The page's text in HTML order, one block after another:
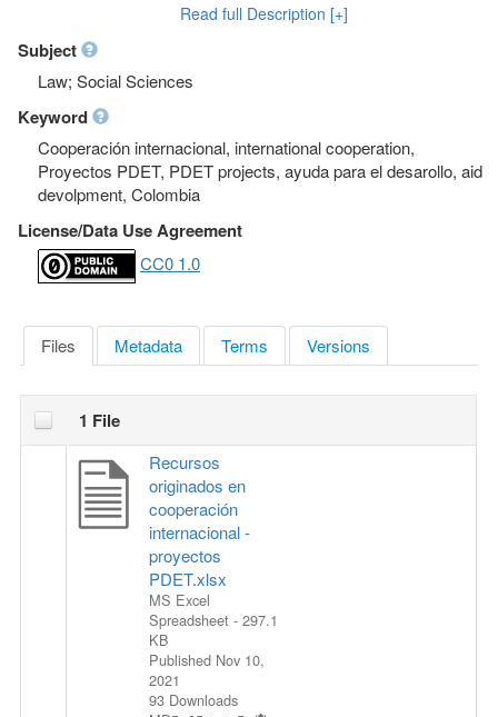
Renewal (ART) detailing the PDET projects funded through
international cooperation. The variables in the original
database were reduced. In addition, we made a process of
cleaning and standardization of these, eliminating
typographical errors. (2021-06-21)
Read full Description [+]
Subject
Law; Social Sciences
Keyword
Cooperación internacional, international cooperation,
Proyectos PDET, PDET projects, ayuda para el desarollo, aid
devolpment, Colombia
License/Data Use Agreement
CC0 1.0
Files Metadata Terms Versions
1 File
Recursos
originados en
cooperación
internacional -
proyectos
PDET.xlsx
MS Excel
Spreadsheet - 297.1
KB
Published Nov 10,
2021
93 Downloads